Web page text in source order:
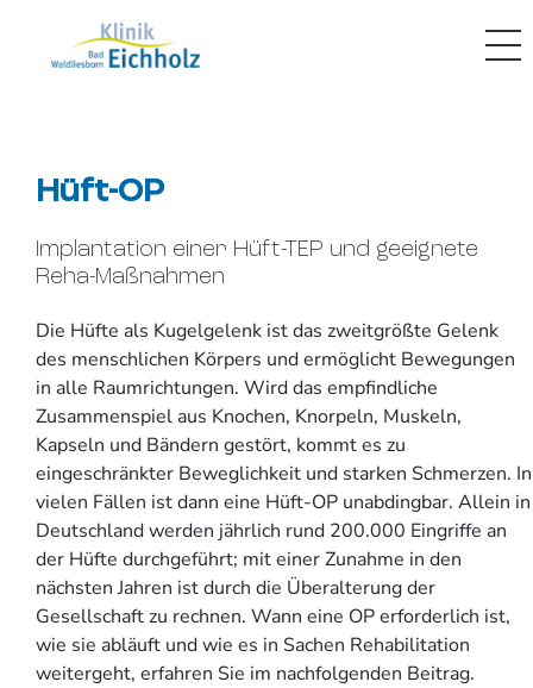
Hüft-OP
Implantation einer Hüft-TEP und geeignete
Reha-Maßnahmen
Die Hüfte als Kugelgelenk ist das zweitgrößte Gelenk
des menschlichen Körpers und ermöglicht Bewegungen
in alle Raumrichtungen. Wird das empfindliche
Zusammenspiel aus Knochen, Knorpeln, Muskeln,
Kapseln und Bändern gestört, kommt es zu
eingeschränkter Beweglichkeit und starken Schmerzen. In
vielen Fällen ist dann eine Hüft-OP unabdingbar. Allein in
Deutschland werden jährlich rund 200.000 Eingriffe an
der Hüfte durchgeführt; mit einer Zunahme in den
nächsten Jahren ist durch die Überalterung der
Gesellschaft zu rechnen. Wann eine OP erforderlich ist,
wie sie abläuft und wie es in Sachen Rehabilitation
weitergeht, erfahren Sie im nachfolgenden Beitrag.